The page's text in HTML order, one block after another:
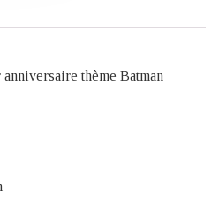
thème Batman